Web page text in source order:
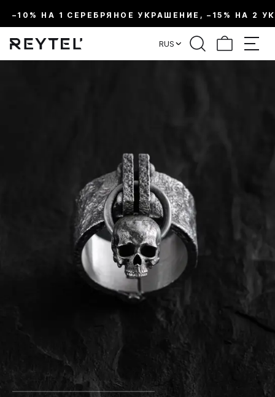
–10% НА 1 СЕРЕБРЯНОЕ УКРАШЕНИЕ, –15% НА 2
RUS